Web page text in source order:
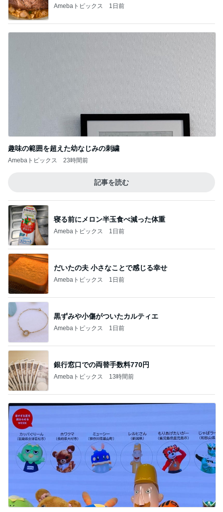
Amebaトピックス 1日前
趣味の範囲を超えた幼なじみの刺繍
Amebaトピックス 23時間前
記事を読む
寝る前にメロン半玉食べ減った体重
Amebaトピックス 1日前
だいたの夫 小さなことで感じる幸せ
Amebaトピックス 1日前
黒ずみや小傷がついたカルティエ
Amebaトピックス 1日前
銀行窓口での両替手数料770円
Amebaトピックス 13時間前